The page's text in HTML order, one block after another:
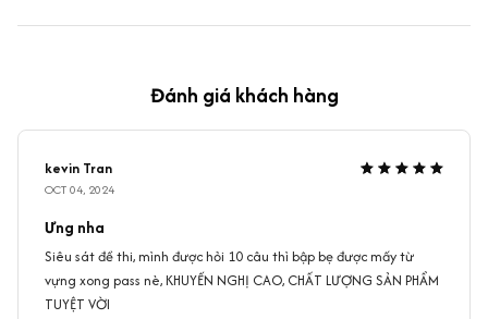
Đánh giá khách hàng
kevin Tran
OCT 04, 2024
Ưng nha
Siêu sát đề thi, mình được hỏi 10 câu thì bập bẹ được mấy từ
vựng xong pass nè, KHUYẾN NGHỊ CAO, CHẤT LƯỢNG SẢN PHẨM
TUYỆT VỜI